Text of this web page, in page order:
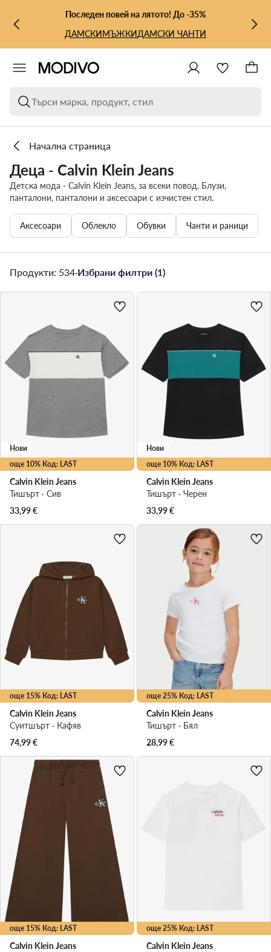
КЪМ ОСНОВНОТО СЪДЪРЖАНИЕ
КЪМ ТЪРСЕНЕПоследен повей на лятото! До -35%
ДАМСКИМЪЖКИДАМСКИ ЧАНТИ
Търси марка, продукт, стил
Начална страница
Деца - Calvin Klein Jeans
Детска мода - Calvin Klein Jeans, за всеки повод. Блузи,
панталони, панталони и аксесоари с изчистен стил.
Аксесоари Облекло Обувки Чанти и раници
Продукти: 534·Избрани филтри (1)
още 10% Код: LAST
Нови
Calvin Klein Jeans
Тишърт · Сив
33,99€
още 10% Код: LAST
Нови
Calvin Klein Jeans
Тишърт · Черен
33,99€
още 15% Код: LAST
Calvin Klein Jeans
Суитшърт · Кафяв
74,99€
още 25% Код: LAST
Calvin Klein Jeans
Тишърт · Бял
28,99€
още 15% Код: LAST
Calvin Klein Jeans
още 25% Код: LAST
Calvin Klein Jeans